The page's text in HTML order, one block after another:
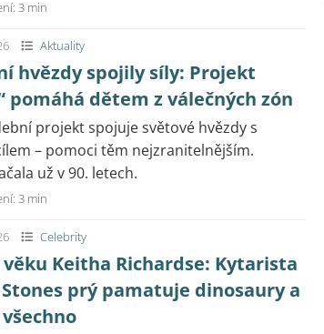
3 min
Aktuality
hvězdy spojily síly: Projekt
pomáhá dětem z válečných zón
projekt spojuje světové hvězdy s
– pomoci těm nejzranitelnějším.
už v 90. letech.
3 min
Celebrity
Keitha Richardse: Kytarista
prý pamatuje dinosaury a